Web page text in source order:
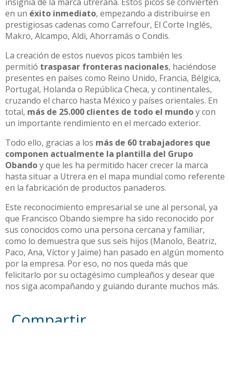
en un éxito inmediato, empezando a distribuirse en
prestigiosas cadenas como Carrefour, El Corte Inglés,
Makro, Alcampo, Aldi, Ahorramás o Condis.
La creación de estos nuevos picos también les
permitió traspasar fronteras nacionales, haciéndose
presentes en países como Reino Unido, Francia, Bélgica,
Portugal, Holanda o República Checa, y continentales,
cruzando el charco hasta México y países orientales. En
total, más de 25.000 clientes de todo el mundoy con
un importante rendimiento en el mercado exterior.
Todo ello, gracias a los más de 60 trabajadores que
componen actualmente la plantilla del Grupo
Obandoy que les ha permitido hacer crecer la marca
hasta situar a Utrera en el mapa mundial como referente
en la fabricación de productos panaderos.
Este reconocimiento empresarial se une al personal, ya
que Francisco Obando siempre ha sido reconocido por
sus conocidos como una persona cercana y familiar,
como lo demuestra que sus seis hijos (Manolo, Beatriz,
Paco, Ana, Víctor y Jaime) han pasado en algún momento
por la empresa. Por eso, no nos queda más que
felicitarlo por su octagésimo cumpleaños y desear que
nos siga acompañando y guiando durante muchos más.
Compartir